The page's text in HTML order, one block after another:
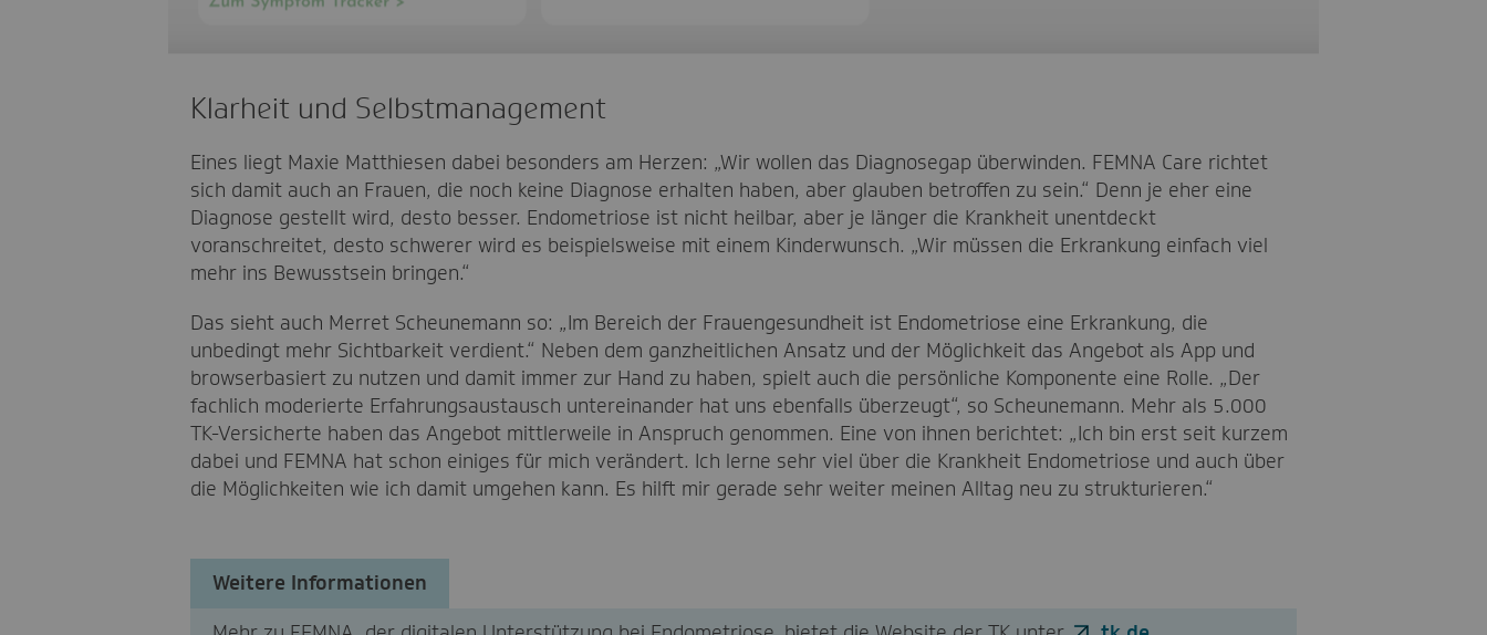
Klarheit und Selbstmanagement
Eines liegt Maxie Matthiesen dabei besonders am Herzen: „Wir wollen das Diagnosegap überwinden. FEMNA Care richtet
sich damit auch an Frauen, die noch keine Diagnose erhalten haben, aber glauben betroffen zu sein.“ Denn je eher eine
Diagnose gestellt wird, desto besser. Endometriose ist nicht heilbar, aber je länger die Krankheit unentdeckt
voranschreitet, desto schwerer wird es beispielsweise mit einem Kinderwunsch. „Wir müssen die Erkrankung einfach viel
mehr ins Bewusstsein bringen.“
Das sieht auch Merret Scheunemann so: „Im Bereich der Frauengesundheit ist Endometriose eine Erkrankung, die
unbedingt mehr Sichtbarkeit verdient.“ Neben dem ganzheitlichen Ansatz und der Möglichkeit das Angebot als App und
browserbasiert zu nutzen und damit immer zur Hand zu haben, spielt auch die persönliche Komponente eine Rolle. „Der
fachlich moderierte Erfahrungsaustausch untereinander hat uns ebenfalls überzeugt“, so Scheunemann. Mehr als 5.000
TK-Versicherte haben das Angebot mittlerweile in Anspruch genommen. Eine von ihnen berichtet: „Ich bin erst seit kurzem
dabei und FEMNA hat schon einiges für mich verändert. Ich lerne sehr viel über die Krankheit Endometriose und auch über
die Möglichkeiten wie ich damit umgehen kann. Es hilft mir gerade sehr weiter meinen Alltag neu zu strukturieren.“
Weitere Informationen